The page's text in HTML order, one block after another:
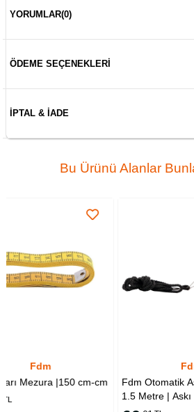
YORUMLAR(0)
ÖDEME SEÇENEKLERI
İPTAL & İADE
Bu Ürünü Alanlar
cm
Fdm Otomatik Askılı Mezura |
1.5 Metre | Askı İpli Mezura